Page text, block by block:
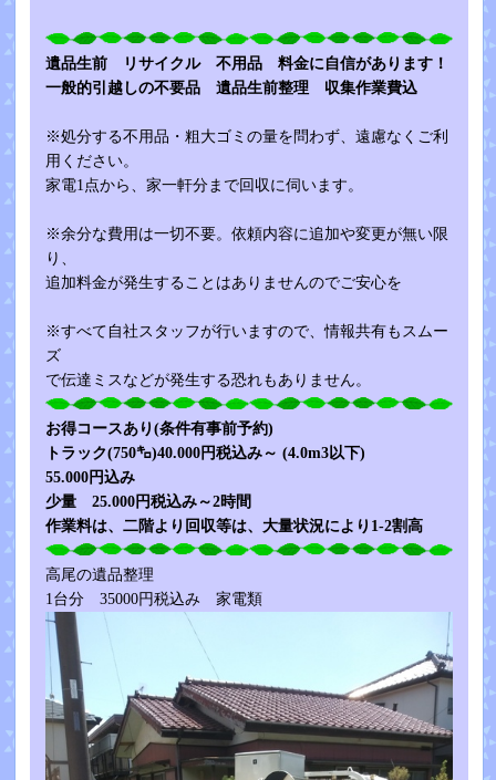
遺品生前 リサイクル 不用品 料金に自信があります！
一般的引越しの不要品 遺品生前整理 収集作業費込
※処分する不用品・粗大ゴミの量を問わず、遠慮なくご利
用ください。
家電1点から、家一軒分まで回収に伺います。
※余分な費用は一切不要。依頼内容に追加や変更が無い限
り、
追加料金が発生することはありませんのでご安心を
※すべて自社スタッフが行いますので、情報共有もスムー
ズ
で伝達ミスなどが発生する恐れもありません。
お得コースあり(条件有事前予約)
トラック(750㌔)40.000円税込み～ (4.0m3以下)
55.000円込み
少量 25.000円税込み～2時間
作業料は、二階より回収等は、大量状況により1-2割高
高尾の遺品整理
1台分 35000円税込み 家電類